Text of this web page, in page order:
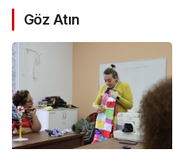
Göz Atın